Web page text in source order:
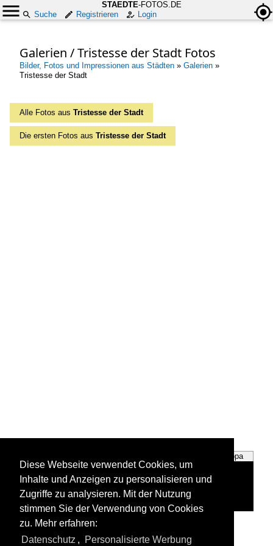
STAEDTE-FOTOS.DE
Suche
Registrieren Login
Galerien / Tristesse der Stadt Fotos
Bilder, Fotos und Impressionen aus Städten » Galerien »
Tristesse der Stadt
Alle Fotos aus Tristesse der Stadt
Die ersten Fotos aus Tristesse der Stadt
Europa
Alle Fotos ausTristesse der Stadt
Diese Webseite verwendet Cookies, um
Inhalte und Anzeigen zu personalisieren und
Zugriffe zu analysieren. Mit der Nutzung
stimmen Sie der Verwendung von Cookies
zu. Mehr erfahren:
Datenschutz , Personalisierte Werbung